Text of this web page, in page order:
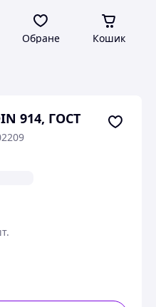
Обране Кошик
914, ГОСТ